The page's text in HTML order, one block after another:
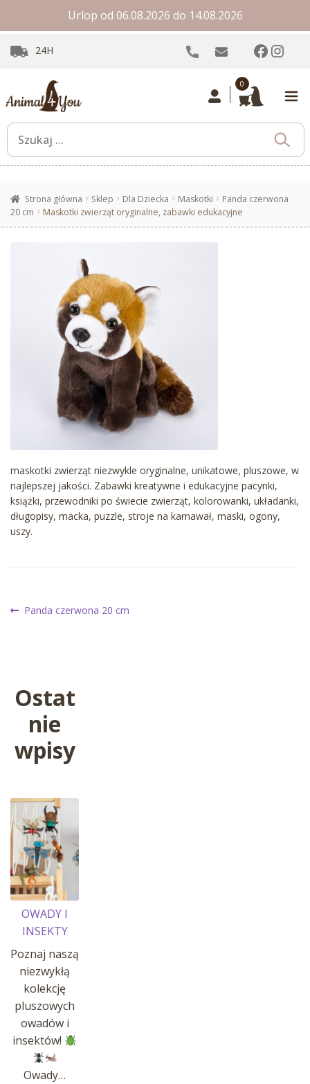
Urlop od 06.08.2026 do 14.08.2026
24H
0
Strona główna Sklep Dla Dziecka Maskotki
Panda czerwona
20 cm
Maskotki zwierząt oryginalne, zabawki edukacyjne
maskotki zwierząt niezwykle oryginalne, unikatowe, pluszowe, w
najlepszej jakości. Zabawki kreatywne i edukacyjne pacynki,
książki, przewodniki po świecie zwierząt, kolorowanki, układanki,
długopisy, macka, puzzle, stroje na karnawał, maski, ogony,
uszy.
Nawigacja
Poprzedni
Panda czerwona 20 cm
Ostat
nie
wpisy
OWADY I
INSEKTY
Poznaj naszą
niezwykłą
kolekcję
pluszowych
owadów i
insektów!
Owady…